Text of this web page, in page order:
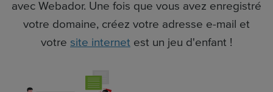
avec Webador. Une fois que vous avez enregistré
votre domaine, créez votre adresse e-mail et
votre site internet est un jeu d'enfant !